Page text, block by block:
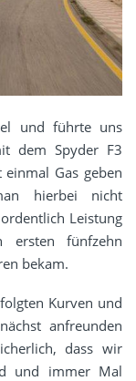
und führte uns
dem Spyder F3
Gas geben
hierbei nicht
Leistung
fünfzehn
bekam.
Kurven und
anfreunden
dass wir
und immer Mal